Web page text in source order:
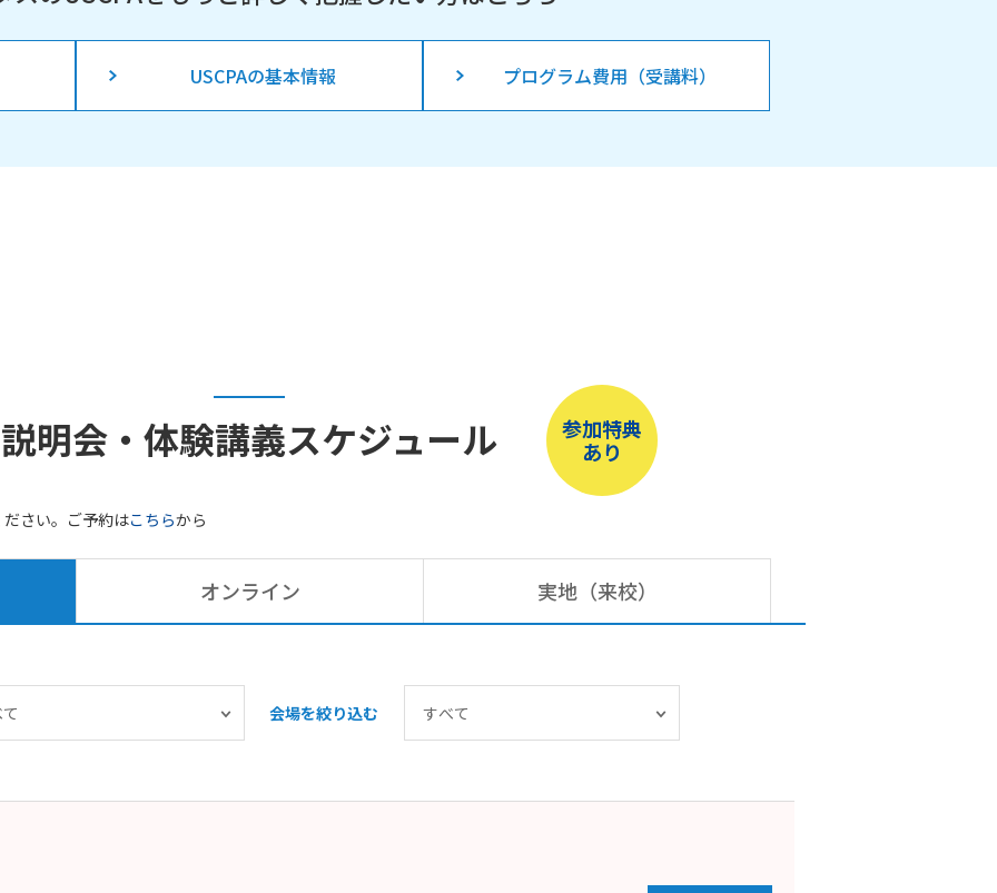
USCPAの基本情報 プログラム費用（受講料）
参加特典
あり
説明会・体験講義スケジュール
さい。ご予約はこちらから
オンライン 実地（来校）
会場を絞り込む